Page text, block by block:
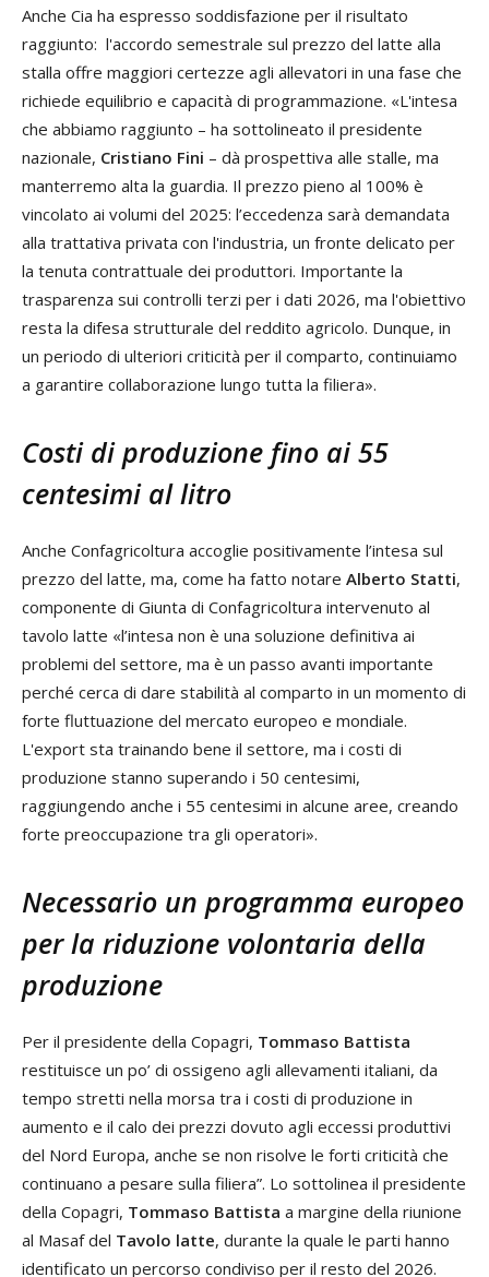
Anche Cia ha espresso soddisfazione per il risultato
raggiunto: l'accordo semestrale sul prezzo del latte alla
stalla offre maggiori certezze agli allevatori in una fase che
richiede equilibrio e capacità di programmazione. «L'intesa
che abbiamo raggiunto – ha sottolineato il presidente
nazionale, Cristiano Fini – dà prospettiva alle stalle, ma
manterremo alta la guardia. Il prezzo pieno al 100% è
vincolato ai volumi del 2025: l’eccedenza sarà demandata
alla trattativa privata con l'industria, un fronte delicato per
la tenuta contrattuale dei produttori. Importante la
trasparenza sui controlli terzi per i dati 2026, ma l'obiettivo
resta la difesa strutturale del reddito agricolo. Dunque, in
un periodo di ulteriori criticità per il comparto, continuiamo
a garantire collaborazione lungo tutta la filiera».
Costi di produzione fino ai 55
centesimi al litro
Anche Confagricoltura accoglie positivamente l’intesa sul
prezzo del latte, ma, come ha fatto notare Alberto Statti,
componente di Giunta di Confagricoltura intervenuto al
tavolo latte «l’intesa non è una soluzione definitiva ai
problemi del settore, ma è un passo avanti importante
perché cerca di dare stabilità al comparto in un momento di
forte fluttuazione del mercato europeo e mondiale.
L'export sta trainando bene il settore, ma i costi di
produzione stanno superando i 50 centesimi,
raggiungendo anche i 55 centesimi in alcune aree, creando
forte preoccupazione tra gli operatori».
Necessario un programma europeo
per la riduzione volontaria della
produzione
Per il presidente della Copagri, Tommaso Battista
restituisce un po’ di ossigeno agli allevamenti italiani, da
tempo stretti nella morsa tra i costi di produzione in
aumento e il calo dei prezzi dovuto agli eccessi produttivi
del Nord Europa, anche se non risolve le forti criticità che
continuano a pesare sulla filiera”. Lo sottolinea il presidente
della Copagri, Tommaso Battista a margine della riunione
al Masaf del Tavolo latte, durante la quale le parti hanno
identificato un percorso condiviso per il resto del 2026.